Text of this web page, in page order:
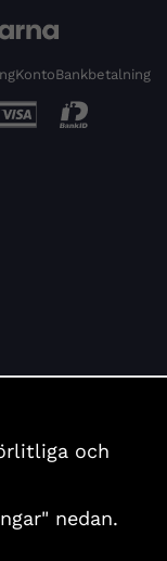
KontoBankbetalning
och
nedan.